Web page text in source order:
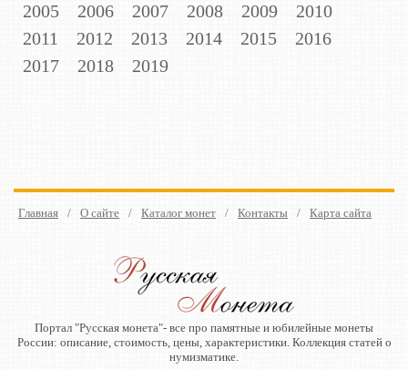
2005
2006 2007 2008 2009
2010
2011
2012 2013 2014 2015
2016
2017
2018 2019
Главная / О сайте / Каталог монет / Контакты / Карта сайта
Портал "Русская монета"- все про памятные и юбилейные монеты
России: описание, стоимость, цены, характеристики. Коллекция статей о
нумизматике.